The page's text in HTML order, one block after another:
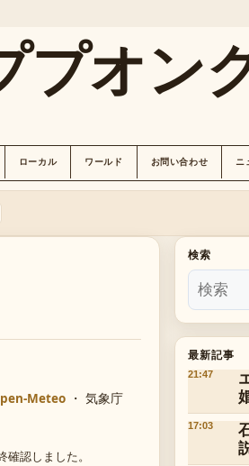
プオン
ローカル ワールド お問い合わせ ニ
Meteo ・ 気象庁
認しました。
検索
最新記事
21:47
17:03